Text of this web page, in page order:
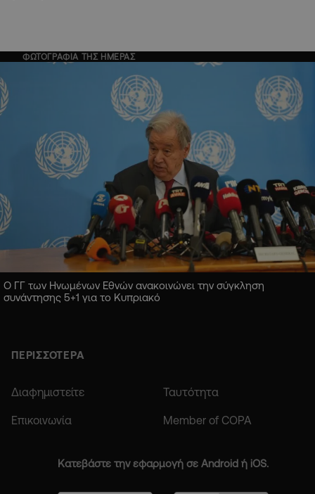
ΦΩΤΟΓΡΑΦΙΑ ΤΗΣ ΗΜΕΡΑΣ
Ο ΓΓ των Ηνωμένων Εθνών ανακοινώνει την σύγκληση
συνάντησης 5+1 για το Κυπριακό
ΠΕΡΙΣΣΟΤΕΡΑ
Διαφημιστείτε Ταυτότητα
Επικοινωνία Member of COPA
Κατεβάστε την εφαρμογή σε Android ή iOS.